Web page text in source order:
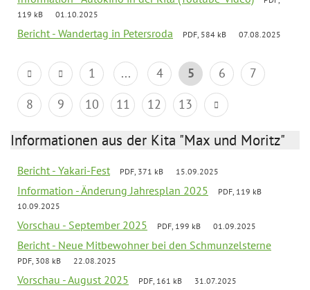
119 kB
01.10.2025
Bericht - Wandertag in Petersroda PDF, 584 kB 07.08.2025
1 ... 4 5 6
7
8
9 10 11 12 13
Informationen aus der Kita "Max und Moritz"
Bericht - Yakari-Fest PDF, 371 kB 15.09.2025
Information - Änderung Jahresplan 2025
PDF, 119 kB
10.09.2025
Vorschau - September 2025 PDF, 199 kB 01.09.2025
Bericht - Neue Mitbewohner bei den Schmunzelsterne
PDF, 308 kB 22.08.2025
Vorschau - August 2025 PDF, 161 kB 31.07.2025